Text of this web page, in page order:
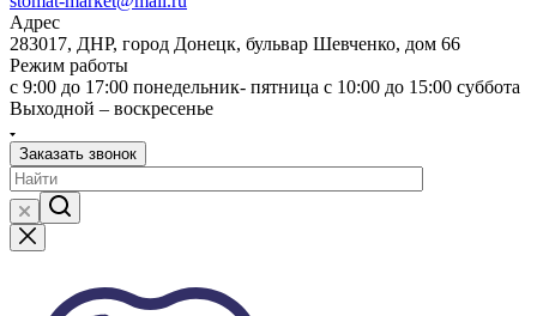
Адрес
283017, ДНР, город Донецк, бульвар Шевченко, дом 66
Режим работы
с 9:00 до 17:00 понедельник- пятница с 10:00 до 15:00 суббота
Выходной – воскресенье
Заказать звонок